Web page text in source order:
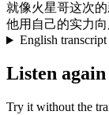
就像火星哥这次的
他用 自己的实力向
English transcript
Listen again
Try it without the